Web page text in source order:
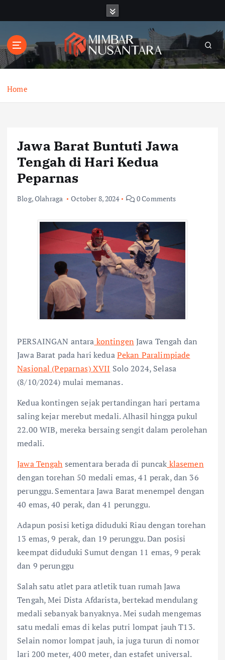
t
o
Home
Jawa Barat Buntuti Jawa
Tengah di Hari Kedua
Peparnas
Blog,Olahraga October 8, 2024 0 Comments
PERSAINGAN antara kontingen Jawa Tengah dan
Jawa Barat pada hari keduaPekan Paralimpiade
Nasional (Peparnas) XVII Solo 2024, Selasa
(8/10/2024) mulai memanas.
Kedua kontingen sejak pertandingan hari pertama
saling kejar merebut medali. Alhasil hingga pukul
22.00 WIB, mereka bersaing sengit dalam perolehan
medali.
Jawa Tengah sementara berada di puncak klasemen
dengan torehan 50 medali emas, 41 perak, dan 36
perunggu. Sementara Jawa Barat menempel dengan
40 emas, 40 perak, dan 41 perunggu.
Adapun posisi ketiga diduduki Riau dengan torehan
13 emas, 9 perak, dan 19 perunggu. Dan posisi
keempat diduduki Sumut dengan 11 emas, 9 perak
dan 9 perunggu
Salah satu atlet para atletik tuan rumah Jawa
Tengah, Mei Dista Afdarista, bertekad mendulang
medali sebanyak banyaknya. Mei sudah mengemas
satu medali emas di kelas putri lompat jauh T13.
Selain nomor lompat jauh, ia juga turun di nomor
lari 200 meter, 400 meter, dan estafet universal.